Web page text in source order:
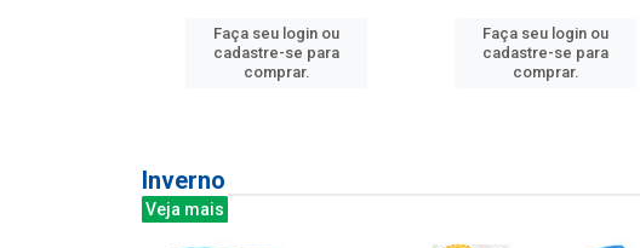
Faça seu login ou
cadastre-se para
comprar.
Faça seu login ou
cadastre-se para
comprar.
Inverno
Veja mais